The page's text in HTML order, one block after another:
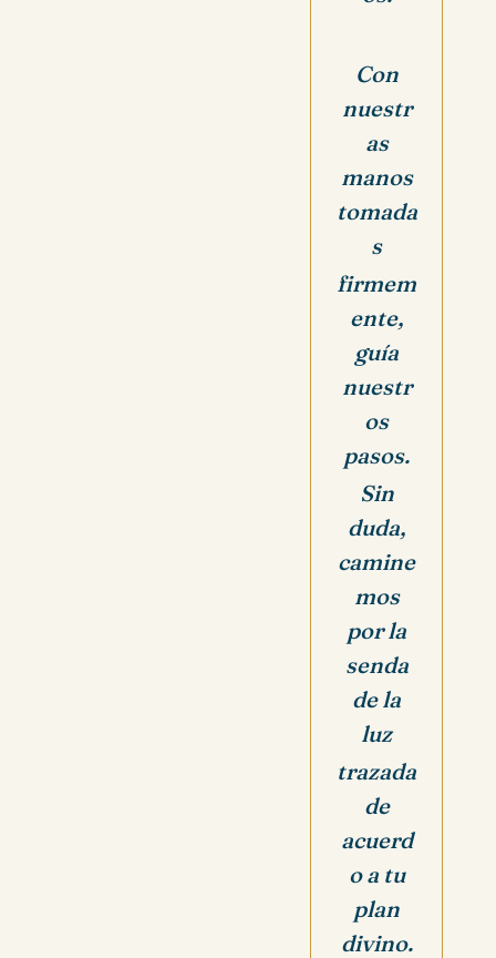
Con
nuestr
as
manos
tomada
s
firmem
ente,
guía
nuestr
os
pasos.
Sin
duda,
camine
mos
por la
senda
de la
luz
trazada
de
acuerd
o a tu
plan
divino.